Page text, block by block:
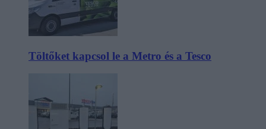
Töltőket kapcsol le a Metro és a Tesco